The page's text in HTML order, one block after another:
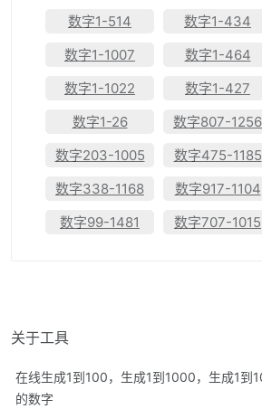
数字1-514
数字1-434
数字1-1007
数字1-464
数字1-1022
数字1-427
数字1-26
数字807-1256
数字203-1005
数字475-1185
数字338-1168
数字917-1104
数字99-1481
数字707-1015
关于工具
在线生成1到100，生成1到1000，生成1到
的数字